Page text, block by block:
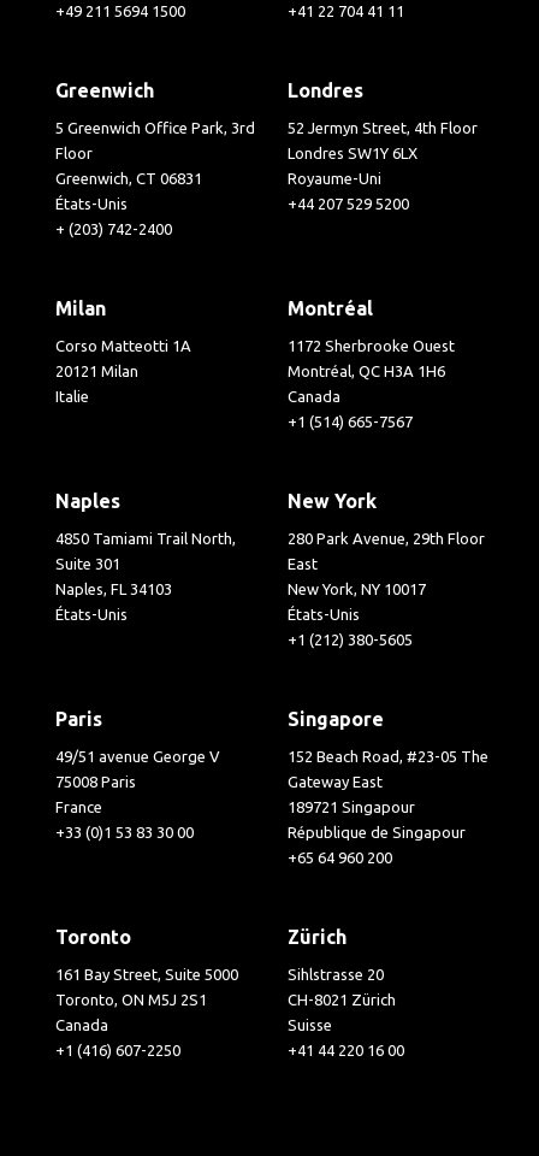
+49 211 5694 1500
+41 22 704 41 11
Greenwich
5 Greenwich Office Park, 3rd
Floor
Greenwich, CT 06831
États-Unis
+ (203) 742-2400
Londres
52 Jermyn Street, 4th Floor
Londres SW1Y 6LX
Royaume-Uni
+44 207 529 5200
Milan
Corso Matteotti 1A
20121 Milan
Italie
Montréal
1172 Sherbrooke Ouest
Montréal, QC H3A 1H6
Canada
+1 (514) 665-7567
Naples
4850 Tamiami Trail North,
Suite 301
Naples, FL 34103
États-Unis
New York
280 Park Avenue, 29th Floor
East
New York, NY 10017
États-Unis
+1 (212) 380-5605
Paris
49/51 avenue George V
75008 Paris
France
+33 (0)1 53 83 30 00
Singapore
152 Beach Road, #23-05 The
Gateway East
189721 Singapour
République de Singapour
+65 64 960 200
Toronto
161 Bay Street, Suite 5000
Toronto, ON M5J 2S1
Canada
+1 (416) 607-2250
Zürich
Sihlstrasse 20
CH-8021 Zürich
Suisse
+41 44 220 16 00